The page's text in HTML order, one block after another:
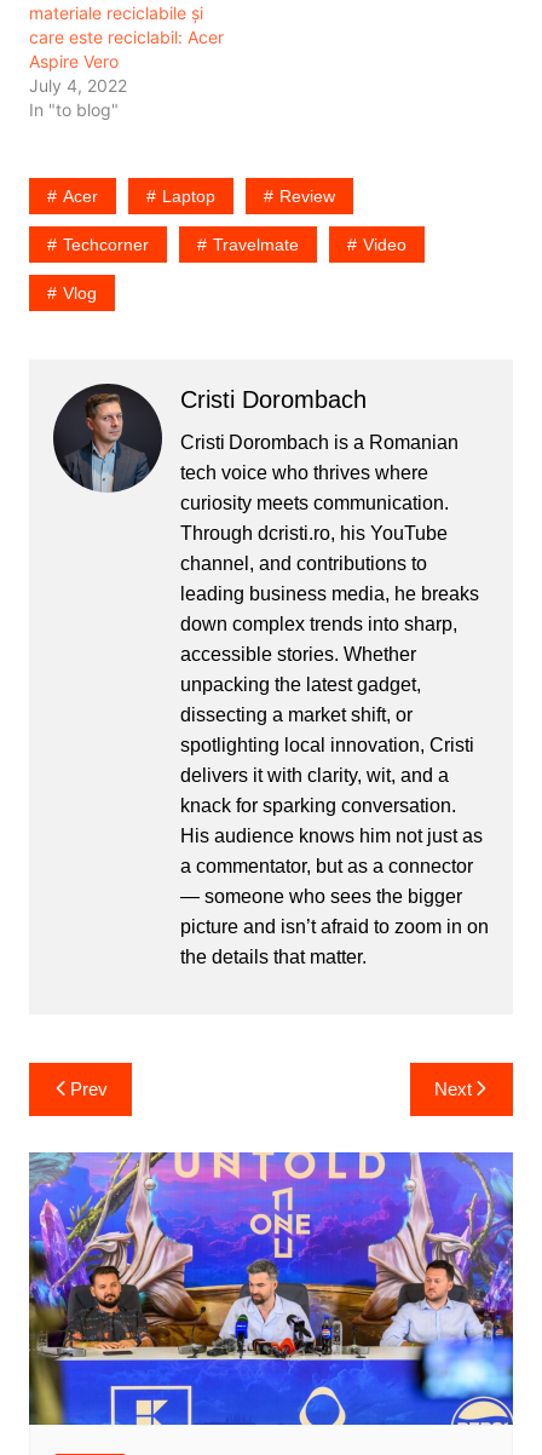
materiale reciclabile și
care este reciclabil: Acer
Aspire Vero
July 4, 2022
In "to blog"
Acer Laptop Review
Techcorner Travelmate Video
Vlog
Cristi Dorombach
Cristi Dorombach is a Romanian
tech voice who thrives where
curiosity meets communication.
Through dcristi.ro, his YouTube
channel, and contributions to
leading business media, he breaks
down complex trends into sharp,
accessible stories. Whether
unpacking the latest gadget,
dissecting a market shift, or
spotlighting local innovation, Cristi
delivers it with clarity, wit, and a
knack for sparking conversation.
His audience knows him not just as
a commentator, but as a connector
— someone who sees the bigger
picture and isn’t afraid to zoom in on
the details that matter.
Post
navigation
Prev Next